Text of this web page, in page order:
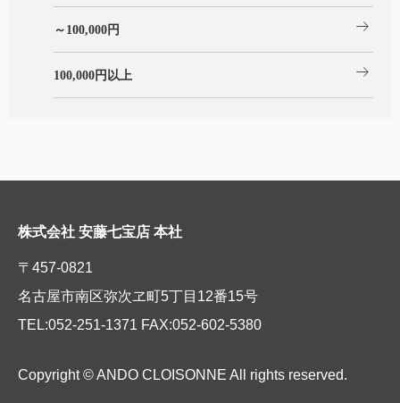
～100,000円 arrow_right_alt
100,000円以上 arrow_right_alt
株式会社 安藤七宝店 本社
〒457-0821
名古屋市南区弥次ヱ町5丁目12番15号
TEL:052-251-1371 FAX:052-602-5380
Copyright © ANDO CLOISONNE All rights reserved.